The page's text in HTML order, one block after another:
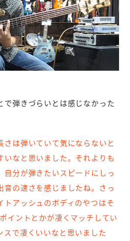
で弾きづらいとは感じなかった
さは弾いていて気にならないと
いなと思いました。それよりも
自分が弾きたいスピードにしっ
音の速さを感じましたね。さっ
トアッシュのボディのやつはそ
イントとかが凄くマッチしてい
スで凄くいいなと思いました